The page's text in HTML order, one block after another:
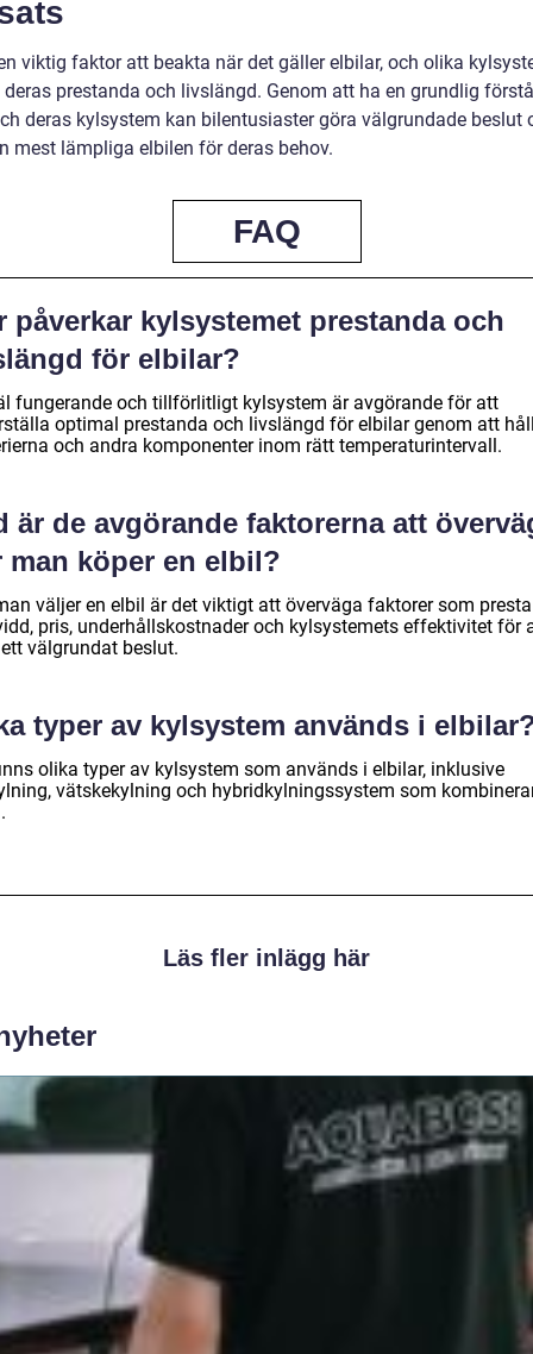
viktig faktor att beakta när det gäller elbilar, och olika
deras prestanda och livslängd. Genom att ha en grundlig
deras kylsystem kan bilentusiaster göra välgrundade beslut
mest lämpliga elbilen för deras behov.
FAQ
påverkar kylsystemet prestanda och
för elbilar?
fungerande och tillförlitligt kylsystem är avgörande för att
optimal prestanda och livslängd för elbilar genom att
och andra komponenter inom rätt temperaturintervall.
är de avgörande faktorerna att
man köper en elbil?
väljer en elbil är det viktigt att överväga faktorer som
pris, underhållskostnader och kylsystemets effektivitet för
välgrundat beslut.
typer av kylsystem används i
olika typer av kylsystem som används i elbilar, inklusive
vätskekylning och hybridkylningssystem som
Läs fler inlägg här